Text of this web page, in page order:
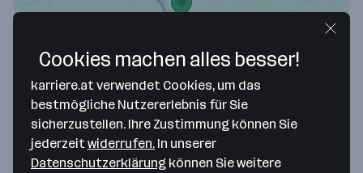
Map data ©2026 Google
INNOCEPT Medizintechnik GmbH
Patertal 20 - Business Park Ybbstal
3340 Waidhofen an der Ybbs— Route berechnen
Cookies machen alles besser!
karriere.at verwendet Cookies, um das
bestmögliche Nutzererlebnis für Sie
sicherzustellen. Ihre Zustimmung können Sie
jederzeit widerrufen. In unserer
Datenschutzerklärung können Sie weitere